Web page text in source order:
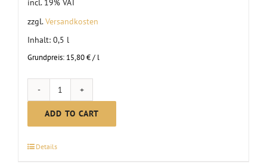
incl. 19% VAT
zzgl.Versandkosten
Inhalt: 0,5 l
Grundpreis: 15,80€/ l
Organic
Wine
Vinegar
ADD TO CART
Details